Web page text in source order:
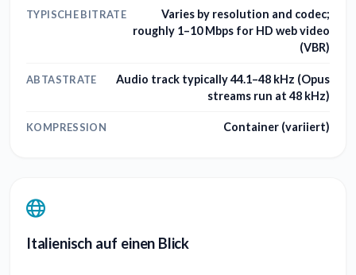
TYPISCHE BITRATE
Varies by resolution and codec;
roughly 1–10 Mbps for HD web video
(VBR)
ABTASTRATE
Audio track typically 44.1–48 kHz (Opus
streams run at 48 kHz)
KOMPRESSION Container (variiert)
Italienisch auf einen Blick